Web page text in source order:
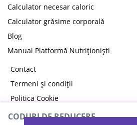
Calculator necesar caloric
Calculator grăsime corporală
Blog
Manual Platformă Nutriționiști
Contact
Termeni și condiții
Politica Cookie
Politica de confidențialitate
CODURI DE REDUCERE